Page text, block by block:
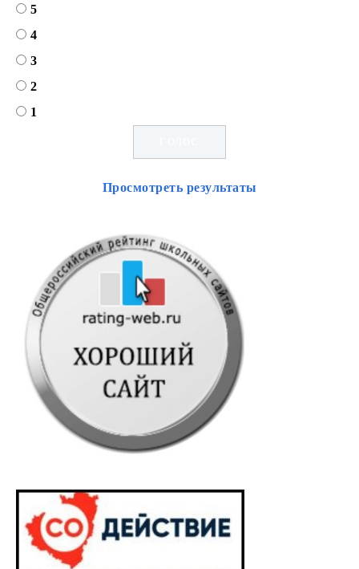
5
4
3
2
1
Просмотреть результаты